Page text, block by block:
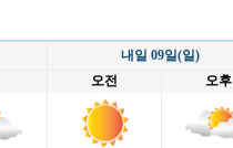
내일 09일(일)
오전 오후